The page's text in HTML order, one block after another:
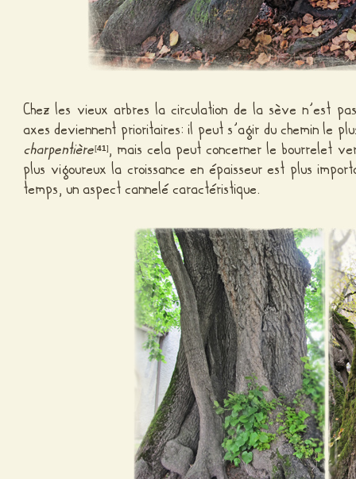
Chez les vieux arbres la circulation de la sève n’est
axes deviennent prioritaires: il peut s’agir du chemin le
charpentière[41], mais cela peut concerner le bourrelet
plus vigoureux la croissance en épaisseur est plus
temps, un aspect cannelé caractéristique.